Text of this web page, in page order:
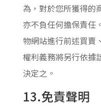
為，對於您所獲得的
亦不負任何擔保責任
物網站進行前述買賣
權利義務將另行依據
決定之。
13.免責聲明